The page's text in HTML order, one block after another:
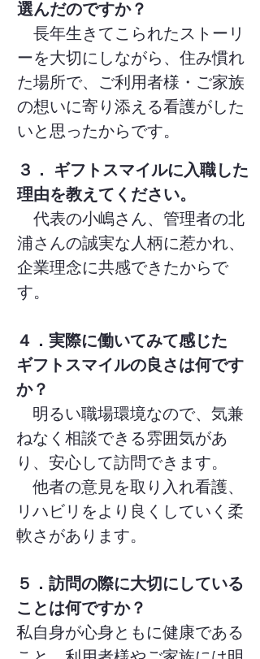
選んだのですか？
長年生きてこられたストーリ
ーを大切にしながら、住み慣れ
た場所で、ご利用者様・ご家族
の想いに寄り添える看護がした
いと思ったからです。
３． ギフトスマイルに入職した
理由を教えてください。
代表の小嶋さん、管理者の北
浦さんの誠実な人柄に惹かれ、
企業理念に共感できたからで
す。
４．実際に働いてみて感じた
ギフトスマイルの良さは何です
か？
明るい職場環境なので、気兼
ねなく相談できる雰囲気があ
り、安心して訪問できます。
他者の意見を取り入れ看護、
リハビリをより良くしていく柔
軟さがあります。
５．訪問の際に大切にしている
ことは何ですか？
私自身が心身ともに健康である